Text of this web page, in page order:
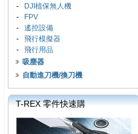
-
DJI植保無人機
-
FPV
- 遙控設備
- 飛行模擬器
- 飛行用品
吸塵器
自動進刀機/換刀機
T-REX 零件快速購